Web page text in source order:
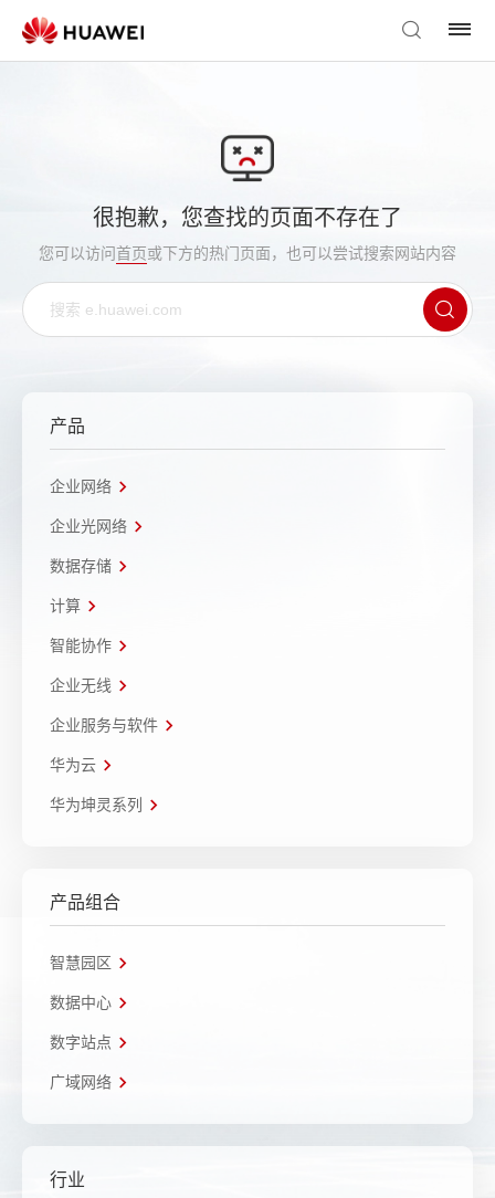
很抱歉，您查找的页面不存在了
您可以访问首页或下方的热门页面，也可以尝试搜索网站内容
产品
企业网络
企业光网络
数据存储
计算
智能协作
企业无线
企业服务与软件
华为云
华为坤灵系列
产品组合
智慧园区
数据中心
数字站点
广域网络
行业